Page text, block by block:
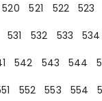
520 521 522 523
531 532 533 534
542 543 544
552 553 554